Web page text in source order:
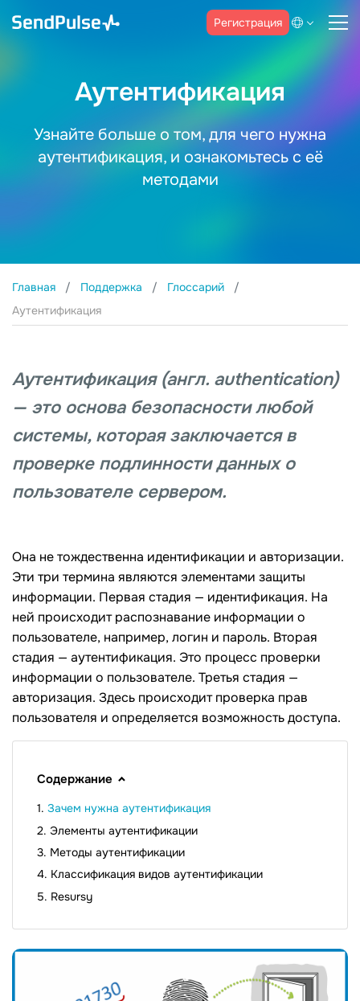
Регистрация
Аутентификация
Узнайте больше о том, для чего нужна
аутентификация, и ознакомьтесь с её
методами
Главная Поддержка
Глоссарий
Аутентификация
Аутентификация (англ. authentication)
— это основа безопасности любой
системы, которая заключается в
проверке подлинности данных о
пользователе сервером.
Она не тождественна идентификации и авторизации.
Эти три термина являются элементами защиты
информации. Первая стадия — идентификация. На
ней происходит распознавание информации о
пользователе, например, логин и пароль. Вторая
стадия — аутентификация. Это процесс проверки
информации о пользователе. Третья стадия —
авторизация. Здесь происходит проверка прав
пользователя и определяется возможность доступа.
Содержание
Зачем нужна аутентификация
Элементы аутентификации
Методы аутентификации
Классификация видов аутентификации
Resursy